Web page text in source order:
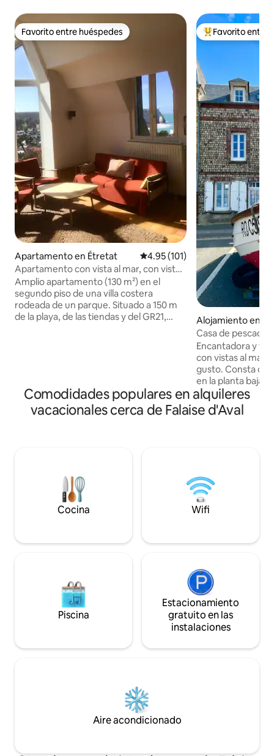
Favorito entre huéspedes
Favorito entre huéspedes
Apartamento en Étretat Calificación promedio: 4.95 de
4.95 (101)
Apartamento con vista al mar, con vistas
a Étretat
Amplio apartamento (130 m²) en el
segundo piso de una villa costera
rodeada de un parque. Situado a 150 m
de la playa, de las tiendas y del GR21,
posible cama supletoria (bajo petición).
Plaza de aparcamiento para un vehículo.
¡Una ubicación preservada que permite
Favorito entre
Favorito entre
Alojamiento en
Casa de
corazón de
Encantadora y
con vistas al mar
gusto. Consta de
en la planta baja,
doble con ducha y
dormitorio con
bañera en el 2º piso. Wifi
mar. La casa no dispone de salón.
Restaurantes y
un radio de 100 m.
Comodidades populares en alquileres
vacacionales cerca de Falaise d'Aval
Cocina Wifi
Piscina
Estacionamiento
gratuito en las
instalaciones
Aire acondicionado